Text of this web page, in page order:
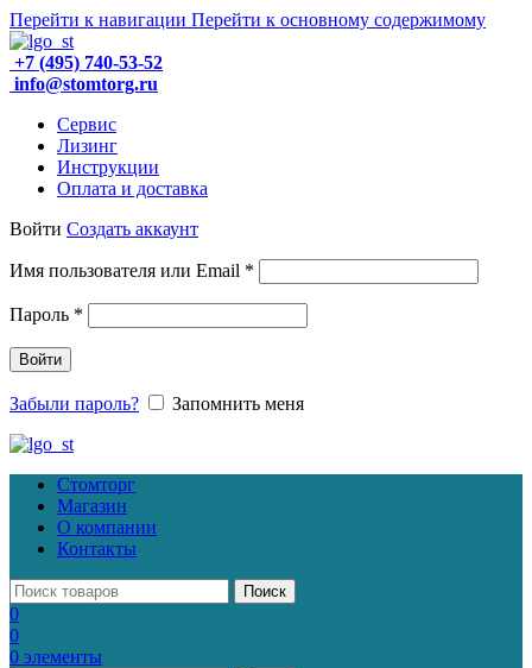
Перейти к навигации Перейти к основному содержимому
+7 (495) 740-53-52
info@stomtorg.ru
Сервис
Лизинг
Инструкции
Оплата и доставка
Войти Создать аккаунт
Имя пользователя или Email *
Пароль *
Войти
Забыли пароль? Запомнить меня
Стомторг
Магазин
О компании
Контакты
Поиск
0
0
0 элементы